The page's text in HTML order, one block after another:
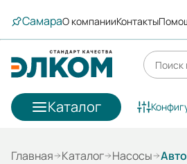
СамараО компанииКонтакты
Каталог
Главная Каталог Насосы